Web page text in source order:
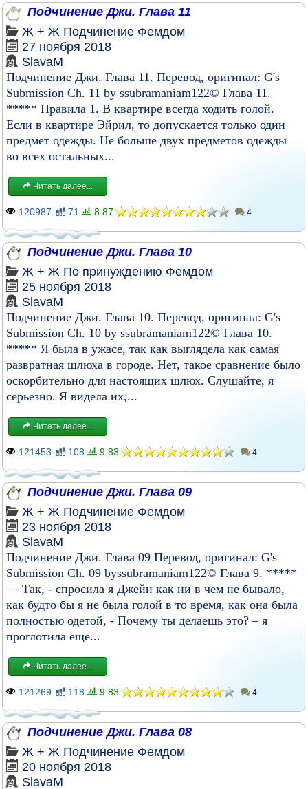
Подчинение Джи. Глава 11
Ж + Ж Подчинение Фемдом
27 ноября 2018
SlavaM
Подчинение Джи. Глава 11. Перевод, оригинал: G's
Submission Ch. 11 by ssubramaniam122© Глава 11.
***** Правила 1. В квартире всегда ходить голой.
Если в квартире Эйрил, то допускается только один
предмет одежды. Не больше двух предметов одежды
во всех остальных...
Читать далее...
120987 71 8.87 4
Подчинение Джи. Глава 10
Ж + Ж По принуждению Фемдом
25 ноября 2018
SlavaM
Подчинение Джи. Глава 10. Перевод, оригинал: G's
Submission Ch. 10 by ssubramaniam122© Глава 10.
***** Я была в ужасе, так как выглядела как самая
развратная шлюха в городе. Нет, такое сравнение было
оскорбительно для настоящих шлюх. Слушайте, я
серьезно. Я видела их,...
Читать далее...
121453 108 9.83 4
Подчинение Джи. Глава 09
Ж + Ж Подчинение Фемдом
23 ноября 2018
SlavaM
Подчинение Джи. Глава 09 Перевод, оригинал: G's
Submission Ch. 09 byssubramaniam122© Глава 9. *****
— Так, - спросила я Джейн как ни в чем не бывало,
как будто бы я не была голой в то время, как она была
полностью одетой, - Почему ты делаешь это? – я
проглотила еще...
Читать далее...
121269 118 9.83 4
Подчинение Джи. Глава 08
Ж + Ж Подчинение Фемдом
20 ноября 2018
SlavaM